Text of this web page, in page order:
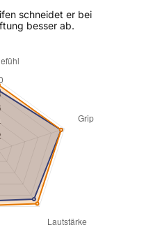
schneidet er bei
besser ab.